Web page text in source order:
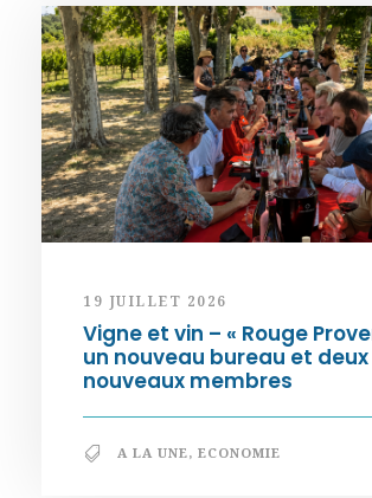
19 JUILLET 2026
Vigne et vin – « Rouge
un nouveau bureau et deux
nouveaux membres
A LA UNE, ECONOMIE